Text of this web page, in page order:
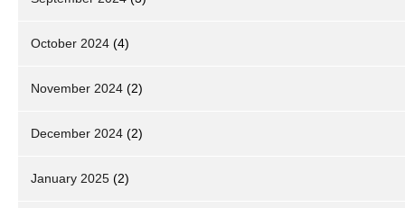
October 2024 (4)
November 2024 (2)
December 2024 (2)
January 2025 (2)